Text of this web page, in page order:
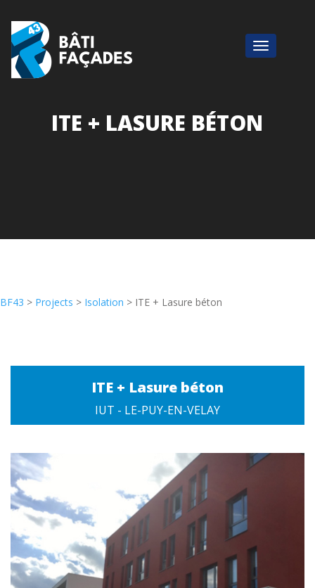
ITE + LASURE BÉTON
BF43 > Projects > Isolation > ITE + Lasure béton
ITE + Lasure béton
IUT - LE-PUY-EN-VELAY